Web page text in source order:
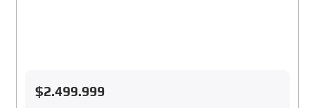
$2.499.999